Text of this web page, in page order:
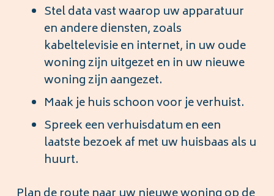
Stel data vast waarop uw apparatuur
en andere diensten, zoals
kabeltelevisie en internet, in uw oude
woning zijn uitgezet en in uw nieuwe
woning zijn aangezet.
Maak je huis schoon voor je verhuist.
Spreek een verhuisdatum en een
laatste bezoek af met uw huisbaas als u
huurt.